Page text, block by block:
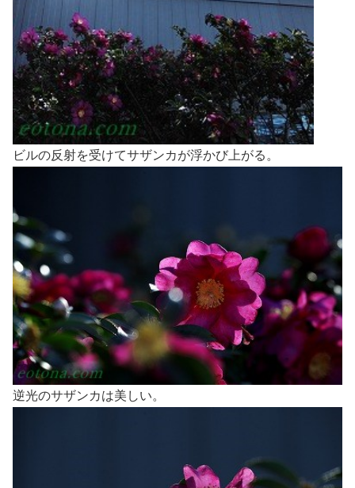
ビルの反射を受けてサザンカが浮かび上がる。
逆光のサザンカは美しい。